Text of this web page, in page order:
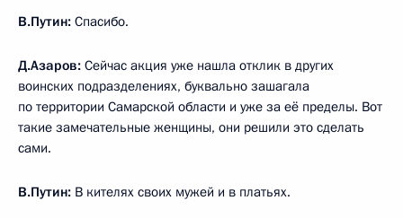
В.Путин: Спасибо.
Д.Азаров: Сейчас акция уже нашла отклик в других
воинских подразделениях, буквально зашагала
по территории Самарской области и уже за её пределы. Вот
такие замечательные женщины, они решили это сделать
сами.
В.Путин: В кителях своих мужей и в платьях.